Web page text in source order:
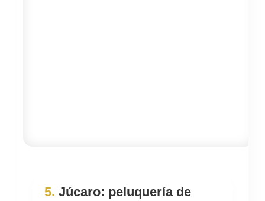
5. Júcaro: peluquería de